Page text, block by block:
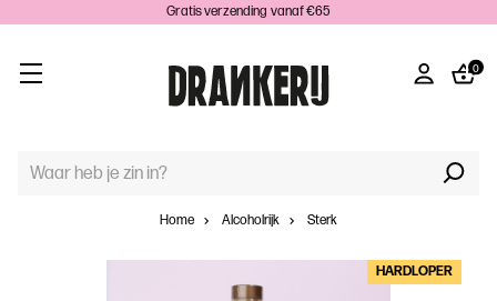
Gratis verzending vanaf €65
0
TREFWOORD
Home
Alcoholrijk Sterk
HARDLOPER